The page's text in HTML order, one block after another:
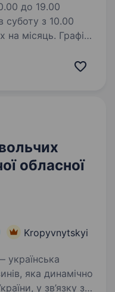
обласної
Kropyvnytskyi
яка динамічно
у зв’язку з